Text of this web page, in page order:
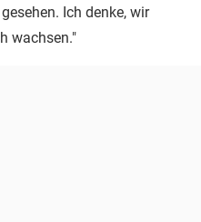
Ich denke, wir
wachsen."